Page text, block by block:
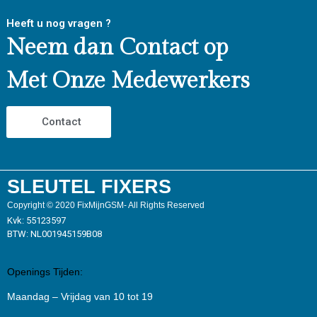
Heeft u nog vragen ?
Neem dan Contact op
Met Onze Medewerkers
Contact
SLEUTEL FIXERS
Copyright © 2020 FixMijnGSM- All Rights Reserved
Kvk: 55123597
BTW: NL001945159B08
Openings Tijden:
Maandag – Vrijdag van 10 tot 19